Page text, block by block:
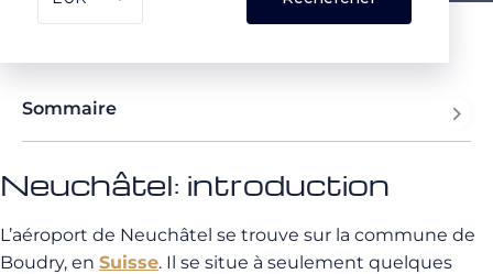
Sommaire
Neuchâtel: introduction
L’aéroport de Neuchâtel se trouve sur la commune de
Boudry, en Suisse. Il se situe à seulement quelques